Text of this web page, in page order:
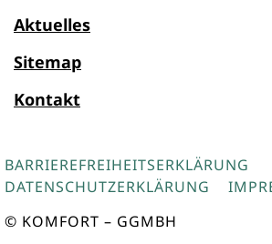
Aktuelles
Sitemap
Kontakt
BARRIEREFREIHEITSERKLÄRUNG
DATENSCHUTZERKLÄRUNG
© KOMFORT – GGMBH